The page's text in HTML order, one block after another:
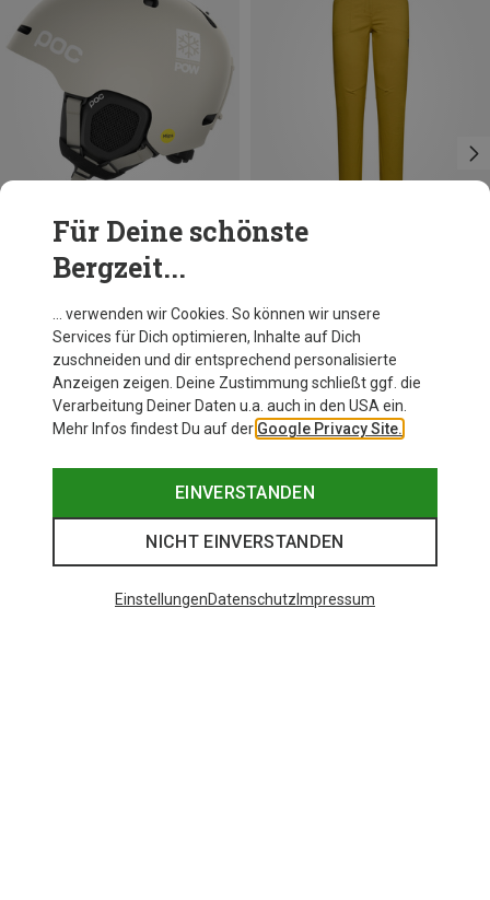
Du sparst 10%
Für Deine schönste
Bergzeit...
… verwenden wir Cookies. So können wir unsere
Services für Dich optimieren, Inhalte auf Dich
zuschneiden und dir entsprechend personalisierte
Anzeigen zeigen. Deine Zustimmung schließt ggf. die
Verarbeitung Deiner Daten u.a. auch in den USA ein.
Mehr Infos findest Du auf der Google Privacy Site.
EINVERSTANDEN
NICHT EINVERSTANDEN
EinstellungenDatenschutz Impressum